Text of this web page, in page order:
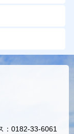
0182-33-6061